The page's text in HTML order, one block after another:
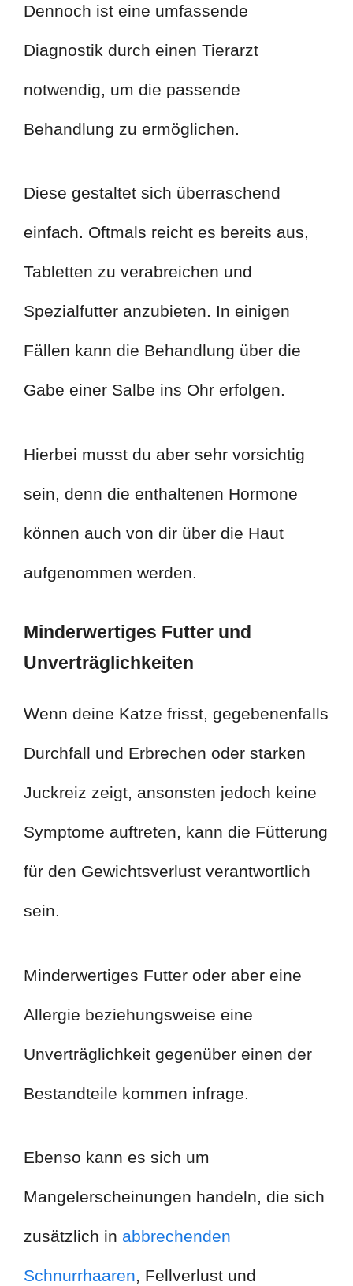
Dennoch ist eine umfassende
Diagnostik durch einen Tierarzt
notwendig, um die passende
Behandlung zu ermöglichen.
Diese gestaltet sich überraschend
einfach. Oftmals reicht es bereits aus,
Tabletten zu verabreichen und
Spezialfutter anzubieten. In einigen
Fällen kann die Behandlung über die
Gabe einer Salbe ins Ohr erfolgen.
Hierbei musst du aber sehr vorsichtig
sein, denn die enthaltenen Hormone
können auch von dir über die Haut
aufgenommen werden.
Minderwertiges Futter und
Unverträglichkeiten
Wenn deine Katze frisst, gegebenenfalls
Durchfall und Erbrechen oder starken
Juckreiz zeigt, ansonsten jedoch keine
Symptome auftreten, kann die Fütterung
für den Gewichtsverlust verantwortlich
sein.
Minderwertiges Futter oder aber eine
Allergie beziehungsweise eine
Unverträglichkeit gegenüber einen der
Bestandteile kommen infrage.
Ebenso kann es sich um
Mangelerscheinungen handeln, die sich
zusätzlich in abbrechenden
Schnurrhaaren, Fellverlust und